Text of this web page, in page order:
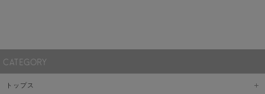
CATEGORY
トップス